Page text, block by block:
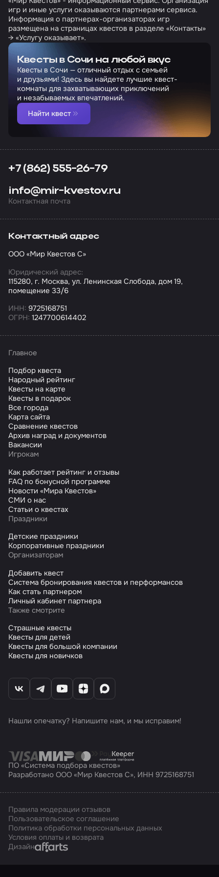
игр и иные услуги оказываются партнерами сервиса.
Информация о партнерах-организаторах игр
размещена на страницах квестов в разделе «Контакты»
→ «Услугу оказывает».
Квесты в Сочи на любой вкус
Квесты в Сочи — отличный отдых с семьей
и друзьями! Здесь вы найдете лучшие квест-
комнаты для захватывающих приключений
и незабываемых впечатлений.
Найти квест
+7 (862) 555-26-79
info@mir-kvestov.ru
Контактная почта
Контактный адрес
ООО «Мир Квестов С»
Юридический адрес:
115280, г. Москва, ул. Ленинская Слобода, дом 19,
помещение 33/6
ИНН: 9725168751
ОГРН: 1247700614402
Главное
Подбор квеста
Народный рейтинг
Квесты на карте
Квесты в подарок
Все города
Карта сайта
Сравнение квестов
Архив наград и документов
Вакансии
Игрокам
Как работает рейтинг и отзывы
FAQ по бонусной программе
Новости «Мира Квестов»
СМИ о нас
Статьи о квестах
Праздники
Детские праздники
Корпоративные праздники
Организаторам
Добавить квест
Система бронирования квестов и перформансов
Как стать партнером
Личный кабинет партнера
Также смотрите
Страшные квесты
Квесты для детей
Квесты для большой компании
Квесты для новичков
Нашли опечатку? Напишите нам, и мы исправим!
ПО «Система подбора квестов»
Разработано ООО «Мир Квестов С», ИНН 9725168751
Правила модерации отзывов
Пользовательское соглашение
Политика обработки персональных данных
Условия оплаты и возврата
ДизайнAffarts